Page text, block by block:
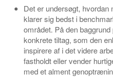
Det er undersøgt, hvordan
klarer sig bedst i
området. På den
konkrete tiltag, som den
inspirere af i det videre
fastholdt eller vender
med et alment